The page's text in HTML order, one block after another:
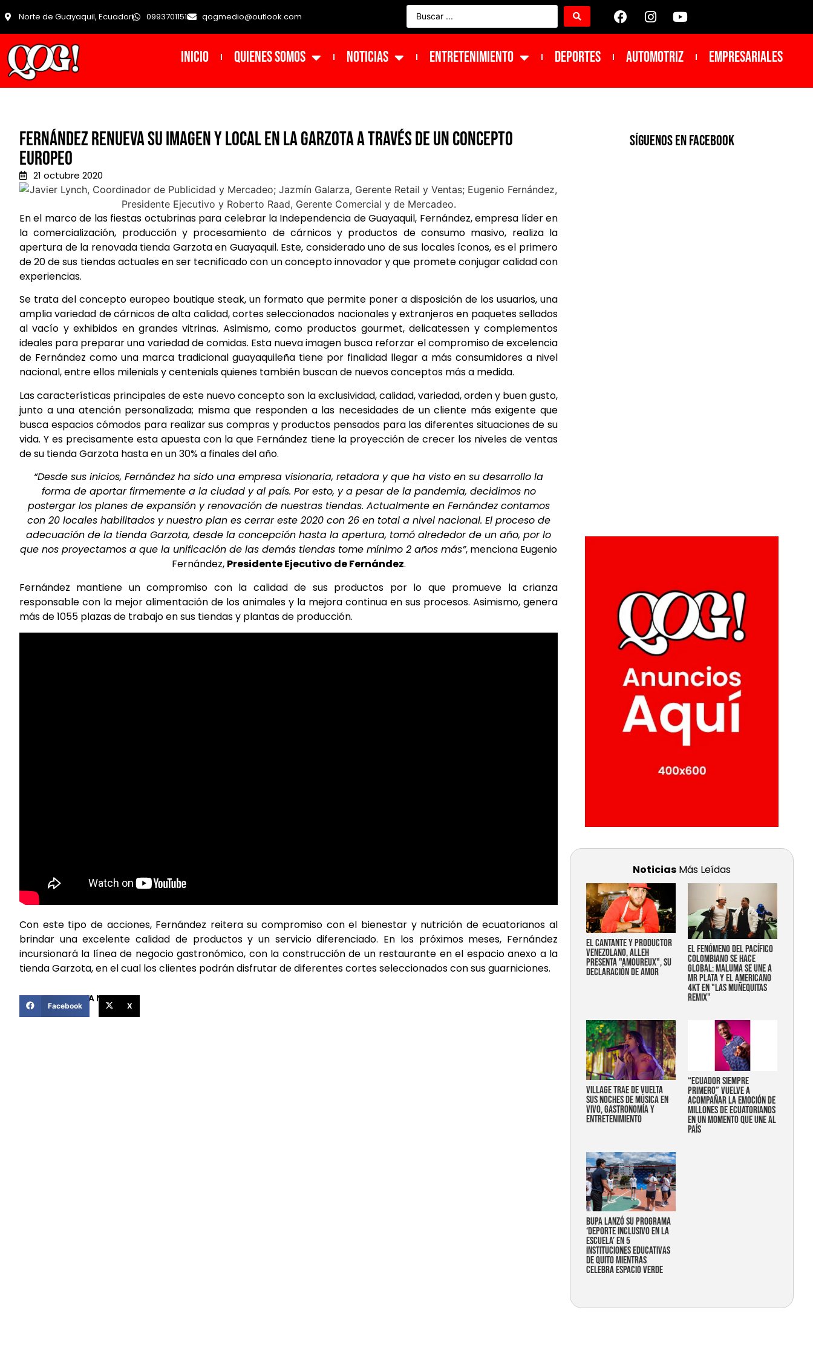
Norte de Guayaquil, Ecuador 0993701151 qogmedio@outlook.com
INICIO Quienes Somos NOTICIAS ENTRETENIMIENTO DEPORTES Automotriz Empresariales
Fernández renueva su imagen y local en la Garzota a través de un concepto
europeo
21 octubre 2020
En el marco de las fiestas octubrinas para celebrar la Independencia de Guayaquil, Fernández, empresa líder en
la comercialización, producción y procesamiento de cárnicos y productos de consumo masivo, realiza la
apertura de la renovada tienda Garzota en Guayaquil. Este, considerado uno de sus locales íconos, es el primero
de 20 de sus tiendas actuales en ser tecnificado con un concepto innovador y que promete conjugar calidad con
experiencias.
Se trata del concepto europeo boutique steak, un formato que permite poner a disposición de los usuarios, una
amplia variedad de cárnicos de alta calidad, cortes seleccionados nacionales y extranjeros en paquetes sellados
al vacío y exhibidos en grandes vitrinas. Asimismo, como productos gourmet, delicatessen y complementos
ideales para preparar una variedad de comidas. Esta nueva imagen busca reforzar el compromiso de excelencia
de Fernández como una marca tradicional guayaquileña tiene por finalidad llegar a más consumidores a nivel
nacional, entre ellos milenials y centenials quienes también buscan de nuevos conceptos más a medida.
Las características principales de este nuevo concepto son la exclusividad, calidad, variedad, orden y buen gusto,
junto a una atención personalizada; misma que responden a las necesidades de un cliente más exigente que
busca espacios cómodos para realizar sus compras y productos pensados para las diferentes situaciones de su
vida. Y es precisamente esta apuesta con la que Fernández tiene la proyección de crecer los niveles de ventas
de su tienda Garzota hasta en un 30% a finales del año.
“Desde sus inicios, Fernández ha sido una empresa visionaria, retadora y que ha visto en su desarrollo la
forma de aportar firmemente a la ciudad y al país. Por esto, y a pesar de la pandemia, decidimos no
postergar los planes de expansión y renovación de nuestras tiendas. Actualmente en Fernández contamos
con 20 locales habilitados y nuestro plan es cerrar este 2020 con 26 en total a nivel nacional. El proceso de
adecuación de la tienda Garzota, desde la concepción hasta la apertura, tomó alrededor de un año, por lo
que nos proyectamos a que la unificación de las demás tiendas tome mínimo 2 años más”, menciona Eugenio
Fernández, Presidente Ejecutivo de Fernández.
Fernández mantiene un compromiso con la calidad de sus productos por lo que promueve la crianza
responsable con la mejor alimentación de los animales y la mejora continua en sus procesos. Asimismo, genera
más de 1055 plazas de trabajo en sus tiendas y plantas de producción.
Con este tipo de acciones, Fernández reitera su compromiso con el bienestar y nutrición de ecuatorianos al
brindar una excelente calidad de productos y un servicio diferenciado. En los próximos meses, Fernández
incursionará la línea de negocio gastronómico, con la construcción de un restaurante en el espacio anexo a la
tienda Garzota, en el cual los clientes podrán disfrutar de diferentes cortes seleccionados con sus guarniciones.
COMPARTIR ESTA NOTICIA
Facebook X
SíGUENOS EN FACEBOOK
Noticias Más Leídas
EL CANTANTE Y PRODUCTOR
VENEZOLANO, ALLEH
PRESENTA "AMOUREUX", SU
DECLARACIÓN DE AMOR
EL FENÓMENO DEL PACÍFICO
COLOMBIANO SE HACE
GLOBAL: MALUMA SE UNE A
MR PLATA Y EL AMERICANO
4KT EN "LAS MUÑEQUITAS
REMIX"
Village trae de vuelta
sus noches de música en
vivo, gastronomía y
entretenimiento
“Ecuador siempre
primero” vuelve a
acompañar la emoción de
millones de ecuatorianos
en un momento que une al
país
Bupa lanzó su programa
‘Deporte Inclusivo en la
Escuela’ en 5
instituciones educativas
de Quito mientras
celebra espacio verde